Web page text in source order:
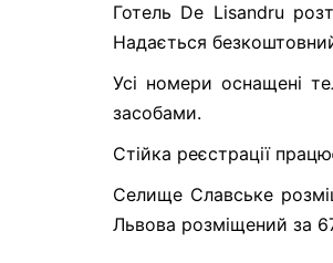
Готель De Lisandru
Надається
Усі номери оснащені
засобами.
Стійка реєстрації
Селище Славське
Львова розміщений за